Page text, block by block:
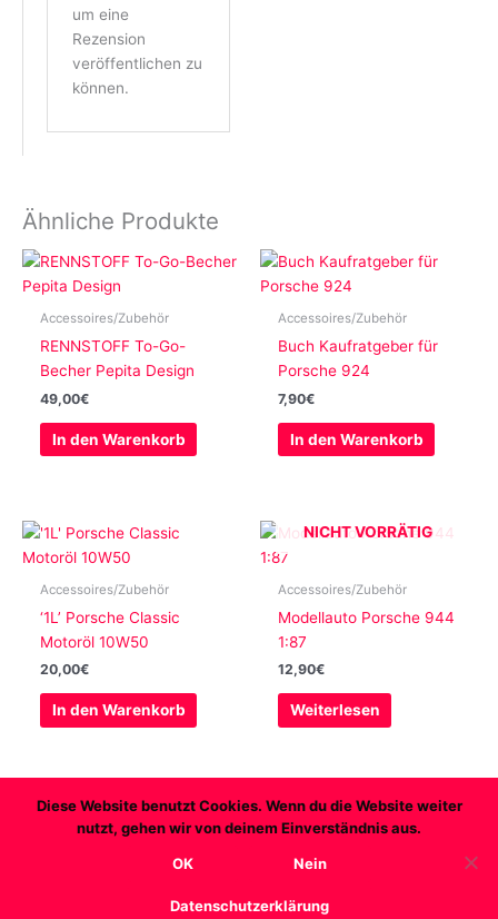
um eine
Rezension
veröffentlichen zu
können.
Ähnliche Produkte
Accessoires/Zubehör
RENNSTOFF To-Go-
Becher Pepita Design
49,00€
In den Warenkorb
Accessoires/Zubehör
Buch Kaufratgeber für
Porsche 924
7,90€
In den Warenkorb
Accessoires/Zubehör
‘1L’ Porsche Classic
Motoröl 10W50
20,00€
In den Warenkorb
NICHT VORRÄTIG
Accessoires/Zubehör
Modellauto Porsche 944
1:87
12,90€
Weiterlesen
Diese Website benutzt Cookies. Wenn du die Website weiter
nutzt, gehen wir von deinem Einverständnis aus.
OK
Nein
Datenschutzerklärung